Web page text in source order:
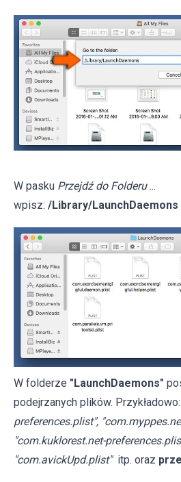
W pasku Przejdź do Folderu ...
wpisz: /Library/LaunchDaemons
W folderze "LaunchDaemons"
podejrzanych plików.
preferences.plist",
"com.kuklorest.net-
"com.avickUpd.plist" itp. oraz